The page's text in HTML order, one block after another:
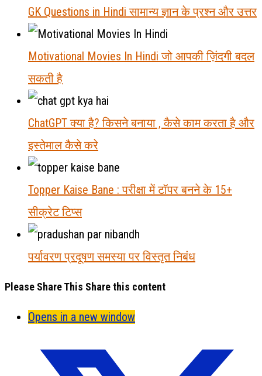
GK Questions in Hindi सामान्य ज्ञान के प्रश्न और उत्तर
Motivational Movies In Hindi जो आपकी ज़िंदगी बदल
सकती है
ChatGPT क्या है? किसने बनाया , कैसे काम करता है और
इस्तेमाल कैसे करे
Topper Kaise Bane : परीक्षा में टॉपर बनने के 15+
सीक्रेट टिप्स
पर्यावरण प्रदूषण समस्या पर विस्तृत निबंध
Please Share This Share this content
Opens in a new window